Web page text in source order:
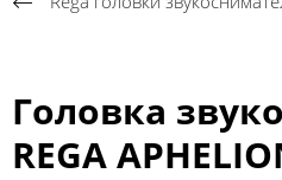
Головка
REGA